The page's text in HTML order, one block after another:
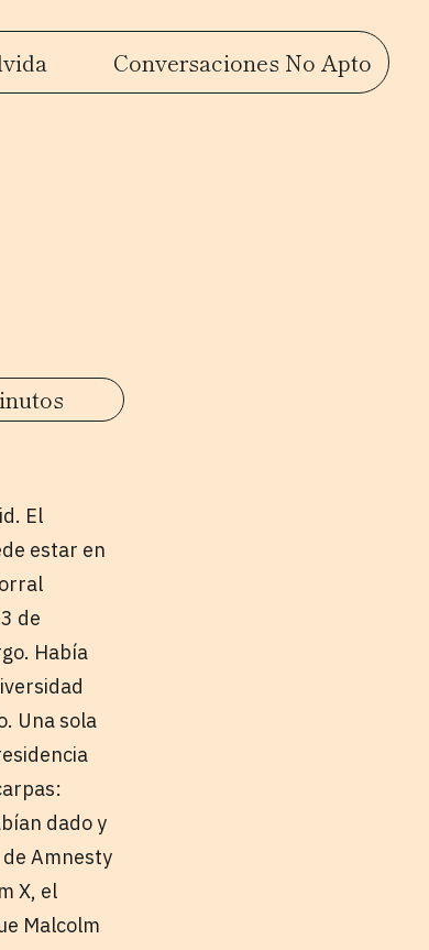
Conversaciones No Apto
El
estar en
de
Había
Una sola
dado y
Amnesty
X, el
Malcolm